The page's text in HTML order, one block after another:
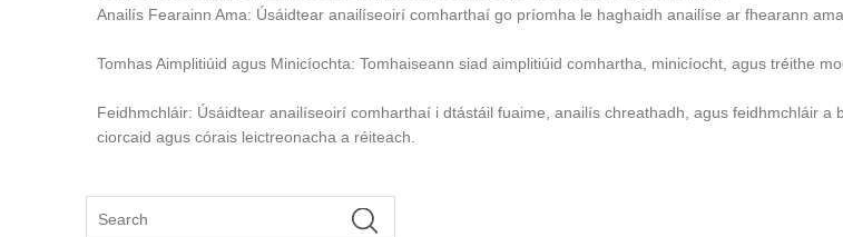
Anailís Fearainn Ama: Úsáidtear anailíseoirí comharthaí go príomha le haghaidh anailíse ar fhearann
Tomhas Aimplitiúid agus Minicíochta: Tomhaiseann siad aimplitiúid comhartha, minicíocht, agus tréithe
Feidhmchláir: Úsáidtear anailíseoirí comharthaí i dtástáil fuaime, anailís chreathadh, agus feidhmchláir
ciorcaid agus córais leictreonacha a réiteach.